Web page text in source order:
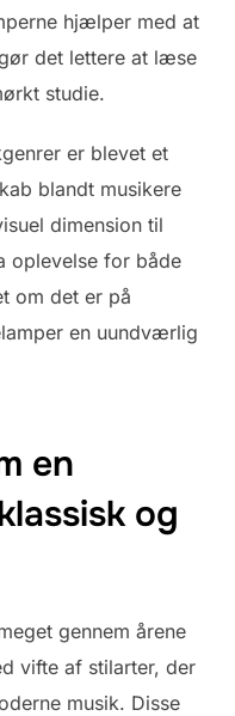
hjælper med at
det lettere at læse
studie.
er blevet et
blandt musikere
dimension til
oplevelse for både
om det er på
en uundværlig
en
og
gennem årene
vifte af stilarter, der
musik. Disse